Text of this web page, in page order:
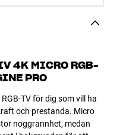
4K MICRO RGB-
PRO
TV för dig som vill ha
och prestanda. Micro
noggrannhet, medan